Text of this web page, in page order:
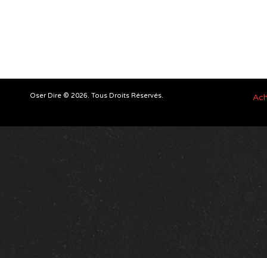
Oser Dire © 2026. Tous Droits Réservés.